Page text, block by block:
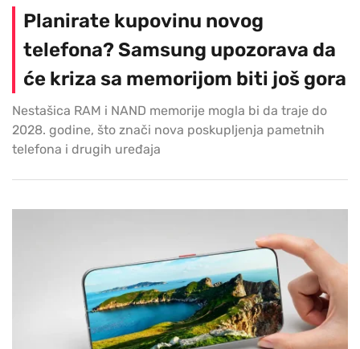
Planirate kupovinu novog
telefona? Samsung upozorava da
će kriza sa memorijom biti još gora
Nestašica RAM i NAND memorije mogla bi da traje do
2028. godine, što znači nova poskupljenja pametnih
telefona i drugih uređaja